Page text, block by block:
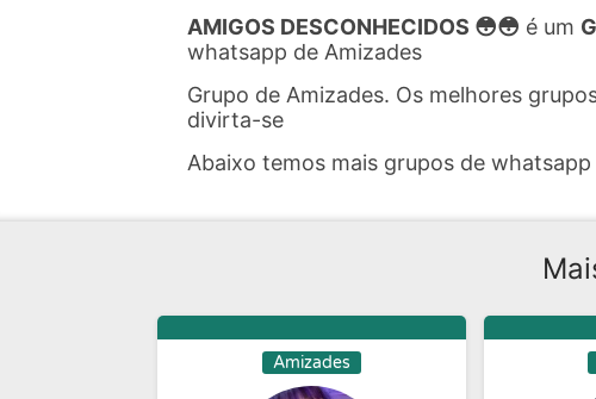
AMIGOS DESCONHECIDOS 😳😳 é um
whatsapp de Amizades
Grupo de Amizades. Os melhores
divirta-se
Abaixo temos mais grupos de
Amizades